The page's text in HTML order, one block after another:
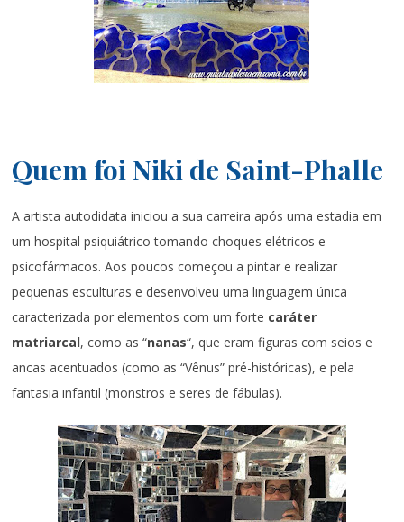
Quem foi Niki de Saint-Phalle
A artista autodidata iniciou a sua carreira após uma estadia em
um hospital psiquiátrico tomando choques elétricos e
psicofármacos. Aos poucos começou a pintar e realizar
pequenas esculturas e desenvolveu uma linguagem única
caracterizada por elementos com um forte caráter
matriarcal, como as “nanas“, que eram figuras com seios e
ancas acentuados (como as “Vênus” pré-históricas), e pela
fantasia infantil (monstros e seres de fábulas).